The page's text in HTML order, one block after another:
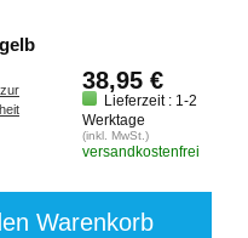
38,95 €
Lieferzeit : 1-2
Werktage
(inkl. MwSt.)
versandkostenfrei
Warenkorb